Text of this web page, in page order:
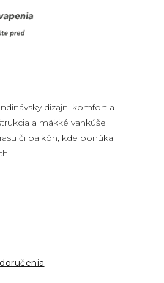
dizajn, komfort a
a mäkké vankúše
či balkón, kde ponúka